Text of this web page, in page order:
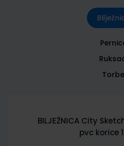
Torbe
BILJEŽNICA City
pvc korice